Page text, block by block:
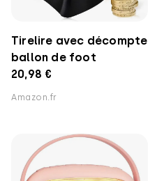
Tirelire avec décompte
ballon de foot
20,98 €
Amazon.fr